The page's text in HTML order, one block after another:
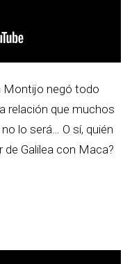
Montijo negó todo
relación que muchos
lo será… O sí, quién
de Galilea con Maca?